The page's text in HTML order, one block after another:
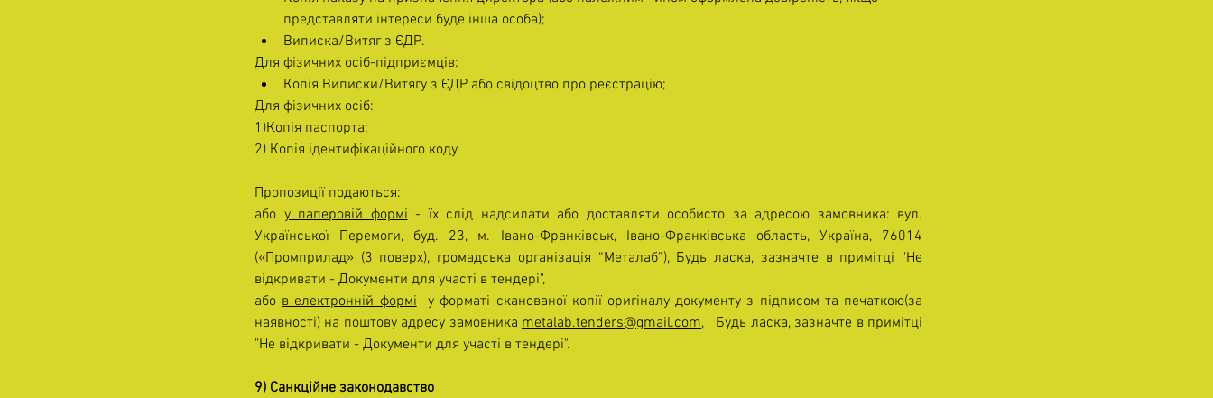
представляти інтереси буде інша особа);
Виписка/Витяг з ЄДР.
Для фізичних осіб-підприємців:
Копія Виписки/Витягу з ЄДР або свідоцтво про реєстрацію;
Для фізичних осіб:
1)Копія паспорта;
2) Копія ідентифікаційного коду
Пропозиції подаються:
або у паперовій формі - їх слід надсилати або доставляти особисто за адресою замовника: вул.
Української Перемоги, буд. 23, м. Івано-Франківськ, Івано-Франківська область, Україна, 76014
(«Промприлад» (3 поверх), громадська організація “Металаб”), Будь ласка, зазначте в примітці "Не
відкривати - Документи для участі в тендері",
або в електронній формі у форматі сканованої копії оригіналу документу з підписом та печаткою(за
наявності) на поштову адресу замовника metalab.tenders@gmail.com,   Будь ласка, зазначте в примітці
"Не відкривати - Документи для участі в тендері".
9) Санкційне законодавство